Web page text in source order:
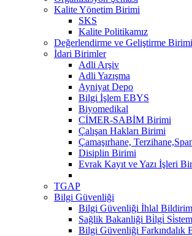
Kalite Yönetim Birimi
SKS
Kalite Politikamız
Değerlendirme ve Geliştirme Birimi
İdari Birimler
Adli Arşiv
Adli Yazışma
Ayniyat Depo
Bilgi İşlem EBYS
Biyomedikal
CİMER-SABİM Birimi
Çalışan Hakları Birimi
Çamaşırhane,
Disiplin Birimi
Evrak Kayıt ve Yazı İşleri
TGAP
Bilgi Güvenliği
Bilgi Güvenliği İhlal
Sağlik Bakanliği Bi̇lgi̇
Bilgi Güvenliği Farkındalık